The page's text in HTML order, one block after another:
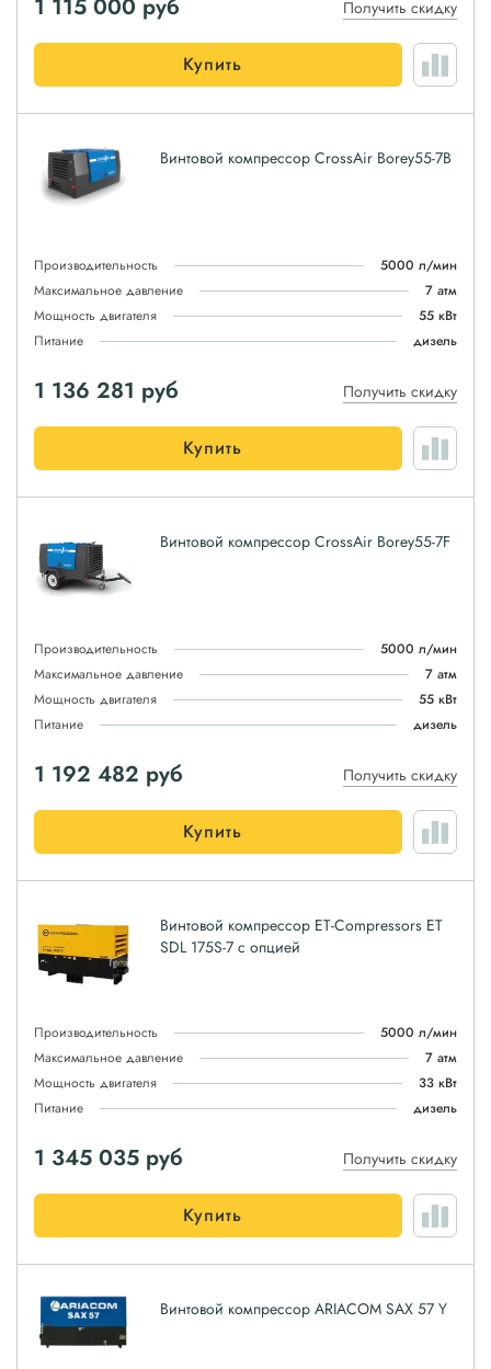
1 115 000 руб Получить скидку
Купить
Винтовой компрессор CrossAir Borey55-7B
Производительность
5000 л/мин
Максимальное давление
7 атм
Мощность двигателя
55 кВт
Питание
дизель
1 136 281 руб Получить скидку
Купить
Винтовой компрессор CrossAir Borey55-7F
Производительность
5000 л/мин
Максимальное давление
7 атм
Мощность двигателя
55 кВт
Питание
дизель
1 192 482 руб Получить скидку
Купить
Винтовой компрессор ET-Compressors ET
SDL 175S-7 с опцией
Производительность
5000 л/мин
Максимальное давление
7 атм
Мощность двигателя
33 кВт
Питание
дизель
1 345 035 руб Получить скидку
Купить
Винтовой компрессор ARIACOM SAX 57 Y